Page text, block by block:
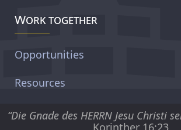
Work together
Opportunities
Resources
“Die Gnade des HERRN Jesu Christi
Korinther 16:23